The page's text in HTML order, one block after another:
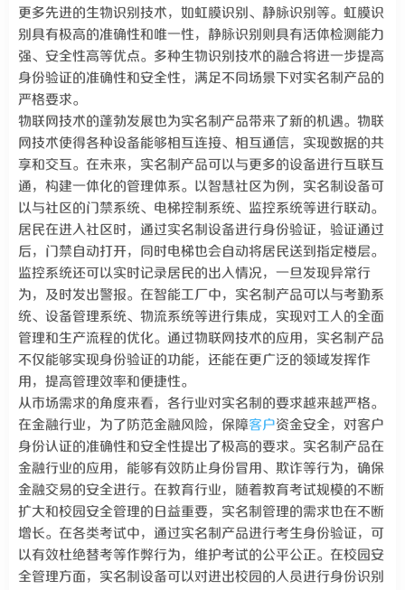
更多先进的生物识别技术，如虹膜识别、静脉识别等。虹膜识
别具有极高的准确性和唯一性，静脉识别则具有活体检测能力
强、安全性高等优点。多种生物识别技术的融合将进一步提高
身份验证的准确性和安全性，满足不同场景下对实名制产品的
严格要求。
物联网技术的蓬勃发展也为实名制产品带来了新的机遇。物联
网技术使得各种设备能够相互连接、相互通信，实现数据的共
享和交互。在未来，实名制产品可以与更多的设备进行互联互
通，构建一体化的管理体系。以智慧社区为例，实名制设备可
以与社区的门禁系统、电梯控制系统、监控系统等进行联动。
居民在进入社区时，通过实名制设备进行身份验证，验证通过
后，门禁自动打开，同时电梯也会自动将居民送到指定楼层。
监控系统还可以实时记录居民的出入情况，一旦发现异常行
为，及时发出警报。在智能工厂中，实名制产品可以与考勤系
统、设备管理系统、物流系统等进行集成，实现对工人的全面
管理和生产流程的优化。通过物联网技术的应用，实名制产品
不仅能够实现身份验证的功能，还能在更广泛的领域发挥作
用，提高管理效率和便捷性。
从市场需求的角度来看，各行业对实名制的要求越来越严格。
在金融行业，为了防范金融风险，保障客户资金安全，对客户
身份认证的准确性和安全性提出了极高的要求。实名制产品在
金融行业的应用，能够有效防止身份冒用、欺诈等行为，确保
金融交易的安全进行。在教育行业，随着教育考试规模的不断
扩大和校园安全管理的日益重要，实名制管理的需求也在不断
增长。在各类考试中，通过实名制产品进行考生身份验证，可
以有效杜绝替考等作弊行为，维护考试的公平公正。在校园安
全管理方面，实名制设备可以对进出校园的人员进行身份识别